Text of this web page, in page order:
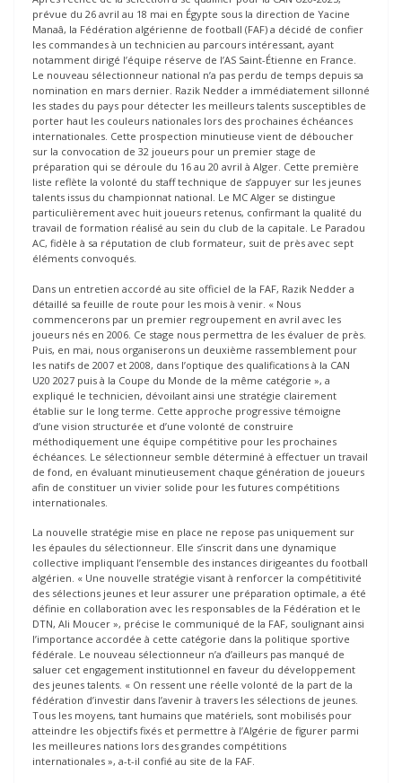
prévue du 26 avril au 18 mai en Égypte sous la direction de Yacine
Manaâ, la Fédération algérienne de football (FAF) a décidé de confier
les commandes à un technicien au parcours intéressant, ayant
notamment dirigé l’équipe réserve de l’AS Saint-Étienne en France.
Le nouveau sélectionneur national n’a pas perdu de temps depuis sa
nomination en mars dernier. Razik Nedder a immédiatement sillonné
les stades du pays pour détecter les meilleurs talents susceptibles de
porter haut les couleurs nationales lors des prochaines échéances
internationales. Cette prospection minutieuse vient de déboucher
sur la convocation de 32 joueurs pour un premier stage de
préparation qui se déroule du 16 au 20 avril à Alger. Cette première
liste reflète la volonté du staff technique de s’appuyer sur les jeunes
talents issus du championnat national. Le MC Alger se distingue
particulièrement avec huit joueurs retenus, confirmant la qualité du
travail de formation réalisé au sein du club de la capitale. Le Paradou
AC, fidèle à sa réputation de club formateur, suit de près avec sept
éléments convoqués.
Dans un entretien accordé au site officiel de la FAF, Razik Nedder a
détaillé sa feuille de route pour les mois à venir. « Nous
commencerons par un premier regroupement en avril avec les
joueurs nés en 2006. Ce stage nous permettra de les évaluer de près.
Puis, en mai, nous organiserons un deuxième rassemblement pour
les natifs de 2007 et 2008, dans l’optique des qualifications à la CAN
U20 2027 puis à la Coupe du Monde de la même catégorie », a
expliqué le technicien, dévoilant ainsi une stratégie clairement
établie sur le long terme. Cette approche progressive témoigne
d’une vision structurée et d’une volonté de construire
méthodiquement une équipe compétitive pour les prochaines
échéances. Le sélectionneur semble déterminé à effectuer un travail
de fond, en évaluant minutieusement chaque génération de joueurs
afin de constituer un vivier solide pour les futures compétitions
internationales.
La nouvelle stratégie mise en place ne repose pas uniquement sur
les épaules du sélectionneur. Elle s’inscrit dans une dynamique
collective impliquant l’ensemble des instances dirigeantes du football
algérien. « Une nouvelle stratégie visant à renforcer la compétitivité
des sélections jeunes et leur assurer une préparation optimale, a été
définie en collaboration avec les responsables de la Fédération et le
DTN, Ali Moucer », précise le communiqué de la FAF, soulignant ainsi
l’importance accordée à cette catégorie dans la politique sportive
fédérale. Le nouveau sélectionneur n’a d’ailleurs pas manqué de
saluer cet engagement institutionnel en faveur du développement
des jeunes talents. « On ressent une réelle volonté de la part de la
fédération d’investir dans l’avenir à travers les sélections de jeunes.
Tous les moyens, tant humains que matériels, sont mobilisés pour
atteindre les objectifs fixés et permettre à l’Algérie de figurer parmi
les meilleures nations lors des grandes compétitions
internationales », a-t-il confié au site de la FAF.